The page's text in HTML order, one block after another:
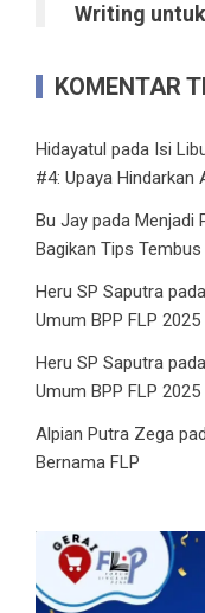
Writing
KOMENTAR
Hidayatul pada Isi
#4: Upaya Hindarkan
Bu Jay pada Menjadi
Bagikan Tips
Heru SP Saputra pada
Umum BPP FLP
Heru SP Saputra pada
Umum BPP FLP
Alpian Putra Zega
Bernama FLP